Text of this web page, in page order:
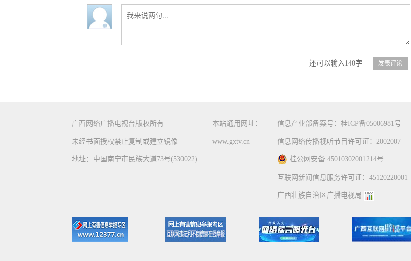
还可以输入140字
广西网络广播电视台版权所有
未经书面授权禁止复制或建立镜像
地址：中国南宁市民族大道73号(530022)
本站通用网址：
www.gxtv.cn
信息产业部备案号：桂ICP备05006981号
信息网络传播视听节目许可证：2002007
桂公网安备 45010302001214号
互联网新闻信息服务许可证：45120220001
广西壮族自治区广播电视局